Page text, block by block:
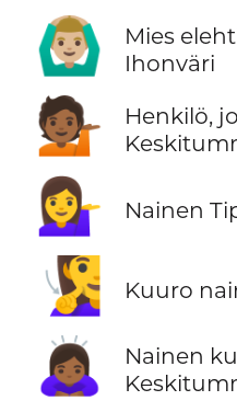
🙆🏼‍♂️
Mies
Ihonväri
💁🏾
Henkilö,
💁‍♀️ Nainen
🧏‍♀️ Kuuro
🙇🏾‍♀️
Nainen